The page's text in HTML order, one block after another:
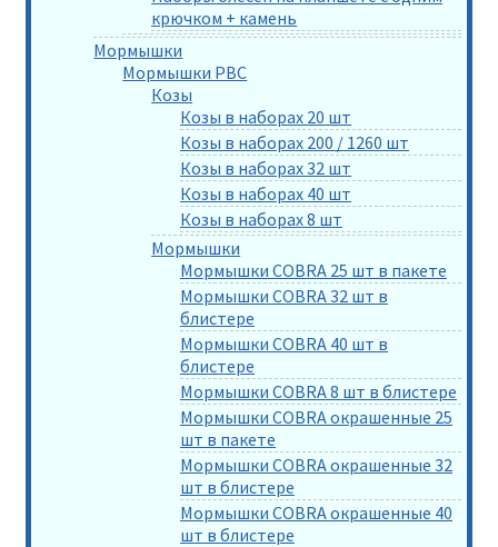
крючком + камень
Мормышки
Мормышки РВС
Козы
Козы в наборах 20 шт
Козы в наборах 200 / 1260 шт
Козы в наборах 32 шт
Козы в наборах 40 шт
Козы в наборах 8 шт
Мормышки
Мормышки COBRA 25 шт в пакете
Мормышки COBRA 32 шт в
блистере
Мормышки COBRA 40 шт в
блистере
Мормышки COBRA 8 шт в блистере
Мормышки COBRA окрашенные 25
шт в пакете
Мормышки COBRA окрашенные 32
шт в блистере
Мормышки COBRA окрашенные 40
шт в блистере